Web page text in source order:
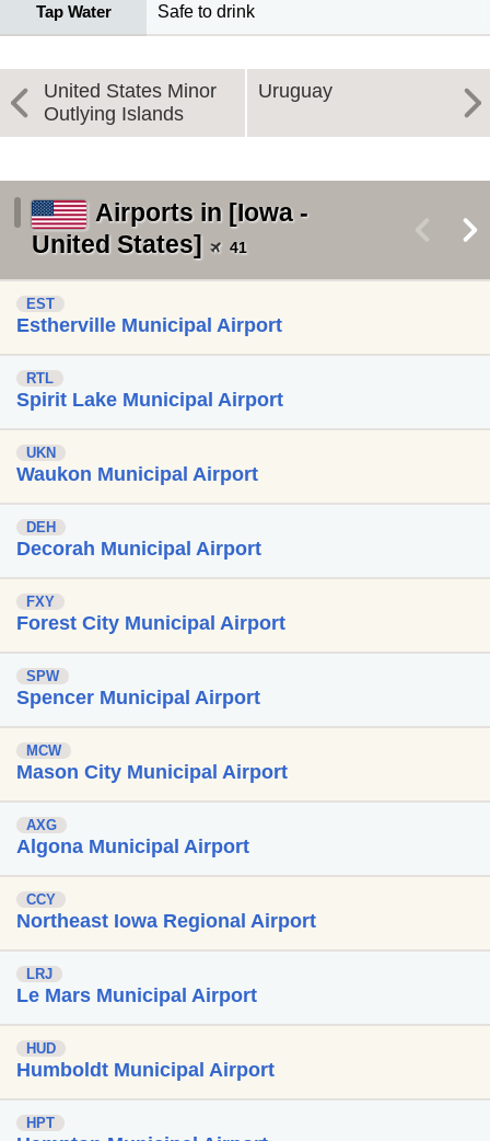
Tap Water Safe to drink
United States Minor
Outlying Islands
Uruguay
Airports in [Iowa -
United States]
41
EST
Estherville Municipal Airport
RTL
Spirit Lake Municipal Airport
UKN
Waukon Municipal Airport
DEH
Decorah Municipal Airport
FXY
Forest City Municipal Airport
SPW
Spencer Municipal Airport
MCW
Mason City Municipal Airport
AXG
Algona Municipal Airport
CCY
Northeast Iowa Regional Airport
LRJ
Le Mars Municipal Airport
HUD
Humboldt Municipal Airport
HPT